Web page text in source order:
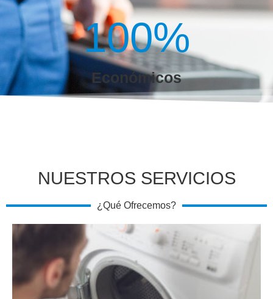
Económicos
100%
NUESTROS SERVICIOS
¿Qué Ofrecemos?